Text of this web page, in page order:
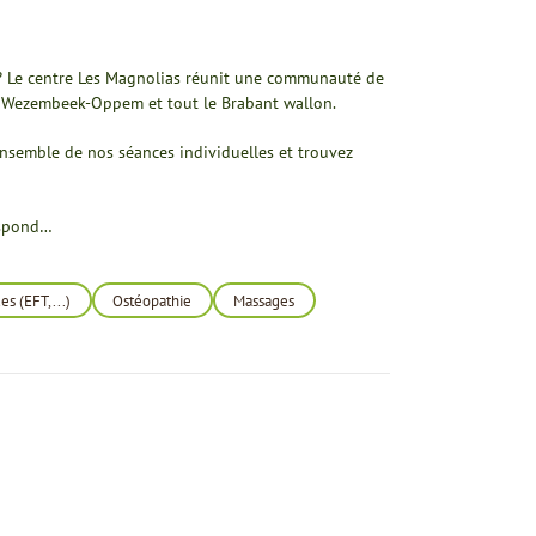
centre Les Magnolias réunit une communauté de
Oppem et tout le Brabant wallon.
de nos séances individuelles et trouvez
(EFT,...) Ostéopathie
Massages